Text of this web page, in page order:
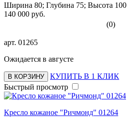
Ширина 80; Глубина 75; Высота 100
140 000 руб.
(0)
арт. 01265
Ожидается в августе
В КОРЗИНУ
КУПИТЬ В 1 КЛИК
Быстрый просмотр
Кресло кожаное "Ричмонд" 01264